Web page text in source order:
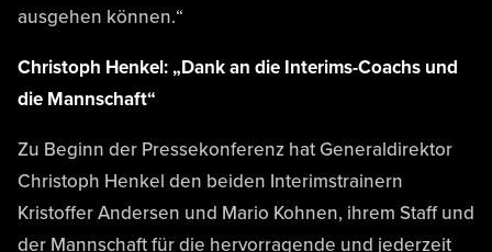
ausgehen können.“
Christoph Henkel: „Dank an die Interims-Coachs und
die Mannschaft“
Zu Beginn der Pressekonferenz hat Generaldirektor
Christoph Henkel den beiden Interimstrainern
Kristoffer Andersen und Mario Kohnen, ihrem Staff und
der Mannschaft für die hervorragende und jederzeit